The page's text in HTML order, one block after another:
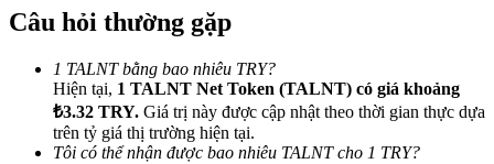
Giới thiệu
Mời một người bạn để nhận phần thưởng tiền mặt
BTC Welcome Rewards
Câu hỏi thường gặp
1 TALNT bằng bao nhiêu TRY?
Hiện tại, 1 TALNT Net Token (TALNT) có giá khoảng
₺3.32 TRY. Giá trị này được cập nhật theo thời gian thực dựa
trên tỷ giá thị trường hiện tại.
Tôi có thể nhận được bao nhiêu TALNT cho 1 TRY?